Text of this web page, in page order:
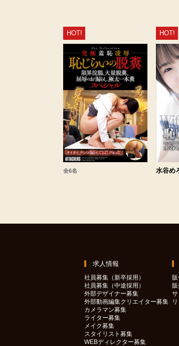
HOT!
全6名
HOT!
水谷め
求人情報
社員募集（新卒採用）
社員募集（中途採用）
外部デザイナー募集
外部動画編集クリエイター募集
カメラマン募集
ライター募集
メイク募集
スタイリスト募集
WEBディレクター募集
サ